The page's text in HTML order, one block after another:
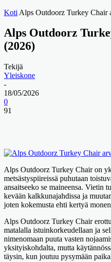
Koti Alps Outdoorz Turkey Chair
Alps Outdoorz
(2026)
Tekijä
Yleiskone
-
18/05/2026
0
91
Alps Outdoorz Turkey Chair on
metsästyspiireissä puhutaan
ansaitseeko se maineensa. Vietin
kevään kalkkunajahdissa ja
joten kokemusta ehti kertyä
Alps Outdoorz Turkey Chair
matalalla istuinkorkeudellaan ja
nimenomaan puuta vasten
yksityiskohdalta, mutta
täysin, kun joutuu pysymään